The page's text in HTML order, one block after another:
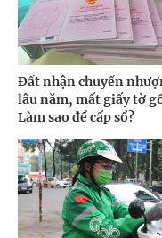
Đất nhận chuyển
lâu năm, mất giấy tờ
Làm sao để cấp sổ?